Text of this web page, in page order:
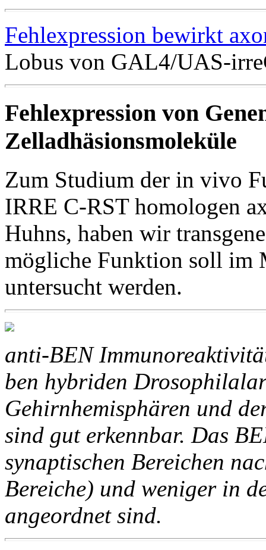
Fehlexpression bewirkt
Lobus von GAL4/UAS-
Fehlexpression von
Zelladhäsionsmoleküle
Zum Studium der in vivo
IRRE C-RST homologen
Huhns, haben wir
mögliche Funktion soll im
untersucht werden.
anti-BEN
ben hybriden
Gehirnhemisphären und
sind gut erkennbar. Das
synaptischen Bereichen
Bereiche) und weniger in
angeordnet sind.